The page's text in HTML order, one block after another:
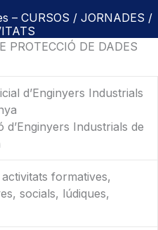
– CURSOS / JORNADES /
PROTECCIÓ DE DADES
d’Enginyers Industrials
d’Enginyers Industrials de
formatives,
socials, lúdiques,